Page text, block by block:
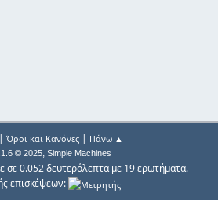
Όροι και Κανόνες| Πάνω ▲
© 2025, Simple Machines
σε 0.052 δευτερόλεπτα με 19 ερωτήματα.
επισκέψεων: